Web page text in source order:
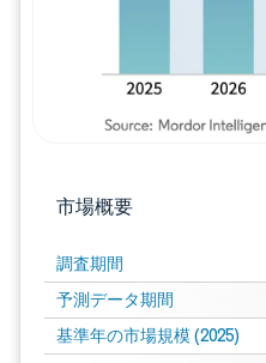
市場概要
調査期間
予測データ期間
基準年の市場規模 (2025)